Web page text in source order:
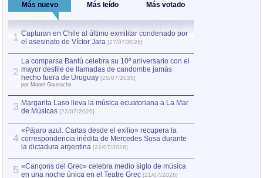
Más nuevo Más leído Más votado
1 Capturan en Chile al último exmilitar condenado por
el asesinato de Víctor Jara [27/07/2026]
2
La comparsa Bantú celebra su 10º aniversario con el
mayor desfile de llamadas de candombe jamás
hecho fuera de Uruguay [25/07/2026]
por Manel Gausachs
3 Margarita Laso lleva la música ecuatoriana a La Mar
de Músicas [22/07/2026]
4
«Pájaro azul. Cartas desde el exilio» recupera la
correspondencia inédita de Mercedes Sosa durante
la dictadura argentina [21/07/2026]
5 «Cançons del Grec» celebra medio siglo de música
en una noche única en el Teatre Grec [21/07/2026]